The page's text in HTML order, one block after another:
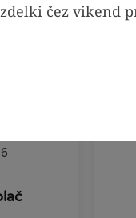
6
čez vikend